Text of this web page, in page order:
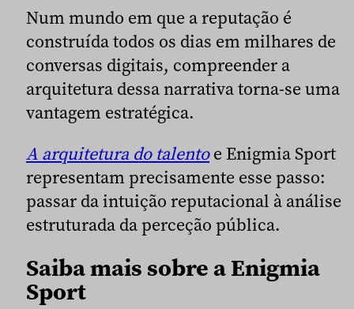
Num mundo em que a reputação é
construída todos os dias em milhares de
conversas digitais, compreender a
arquitetura dessa narrativa torna-se uma
vantagem estratégica.
A arquitetura do talentoe Enigmia Sport
representam precisamente esse passo:
passar da intuição reputacional à análise
estruturada da perceção pública.
Saiba mais sobre a Enigmia
Sport